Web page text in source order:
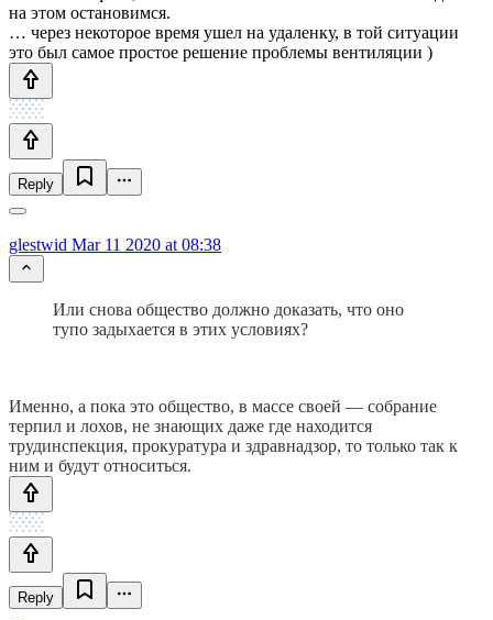
на этом остановимся.
… через некоторое время ушел на удаленку, в той ситуации
это был самое простое решение проблемы вентиляции )
Reply
glestwid Mar 11 2020 at 08:38
Или снова общество должно доказать, что оно
тупо задыхается в этих условиях?
Именно, а пока это общество, в массе своей — собрание
терпил и лохов, не знающих даже где находится
трудинспекция, прокуратура и здравнадзор, то только так к
ним и будут относиться.
Reply